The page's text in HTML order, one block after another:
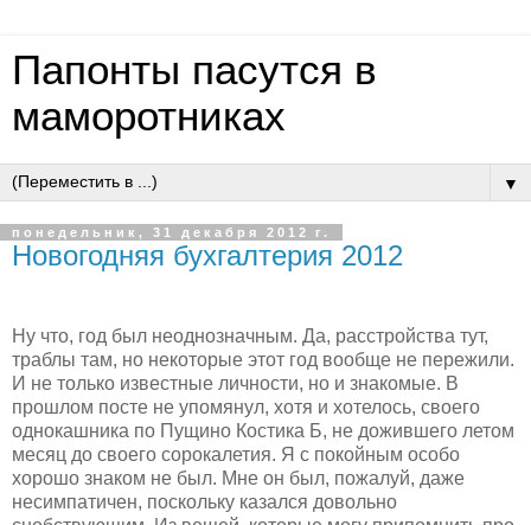
Папонты пасутся в
маморотниках
▼
понедельник, 31 декабря 2012 г.
Новогодняя бухгалтерия 2012
Ну что, год был неоднозначным. Да, расстройства тут,
траблы там, но некоторые этот год вообще не пережили.
И не только известные личности, но и знакомые. В
прошлом посте не упомянул, хотя и хотелось, своего
однокашника по Пущино Костика Б, не дожившего летом
месяц до своего сорокалетия. Я с покойным особо
хорошо знаком не был. Мне он был, пожалуй, даже
несимпатичен, поскольку казался довольно